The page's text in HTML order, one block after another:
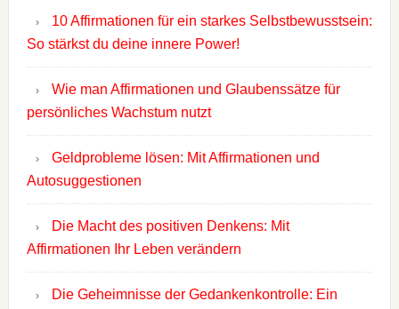
10 Affirmationen für ein starkes Selbstbewusstsein:
So stärkst du deine innere Power!
Wie man Affirmationen und Glaubenssätze für
persönliches Wachstum nutzt
Geldprobleme lösen: Mit Affirmationen und
Autosuggestionen
Die Macht des positiven Denkens: Mit
Affirmationen Ihr Leben verändern
Die Geheimnisse der Gedankenkontrolle: Ein